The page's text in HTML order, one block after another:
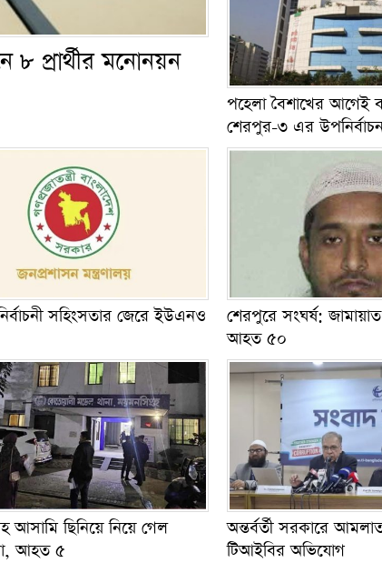
প্রার্থীর মনোনয়ন
পহেলা বৈশাখের আগেই
শেরপুর-৩ এর
সহিংসতার জেরে ইউএনও
শেরপুরে সংঘর্ষ:
আহত ৫০
আসামি ছিনিয়ে নিয়ে গেল
আহত ৫
অন্তর্বর্তী সরকারে
টিআইবির অভিযোগ